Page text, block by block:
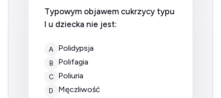
Typowym objawem cukrzycy typu
I u dziecka nie jest:
A polidypsja
B polifagia
C poliuria
D męczliwość